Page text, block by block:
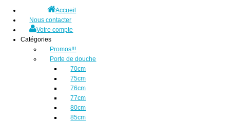
Accueil
Nous contacter
Votre compte
Catégories
Promos!!!
Porte de douche
70cm
75cm
76cm
77cm
80cm
85cm